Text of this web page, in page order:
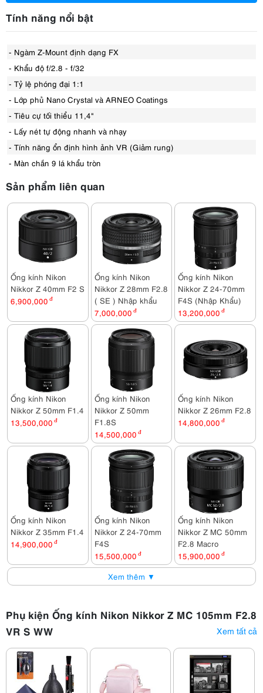
Tính năng nổi bật
- Ngàm Z-Mount định dạng FX
- Khẩu độ f/2.8 - f/32
- Tỷ lệ phóng đại 1:1
- Lớp phủ Nano Crystal và ARNEO Coatings
- Tiêu cự tối thiểu 11,4"
- Lấy nét tự động nhanh và nhạy
- Tính năng ổn định hình ảnh VR (Giảm rung)
- Màn chắn 9 lá khẩu tròn
Sản phẩm liên quan
Ống kính Nikon
Nikkor Z 40mm F2 S
6,900,000 đ
Ống kính Nikon
Nikkor Z 28mm F2.8
( SE ) Nhập khẩu
7,000,000 đ
Ống kính Nikon
Nikkor Z 24-70mm
F4S (Nhập Khẩu)
13,200,000 đ
Ống kính Nikon
Nikkor Z 50mm F1.4
13,500,000 đ
Ống kính Nikon
Nikkor Z 50mm
F1.8S
14,500,000 đ
Ống kính Nikon
Nikkor Z 26mm F2.8
14,800,000 đ
Ống kính Nikon
Nikkor Z 35mm F1.4
14,900,000 đ
Ống kính Nikon
Nikkor Z 24-70mm
F4S
15,500,000 đ
Ống kính Nikon
Nikkor Z MC 50mm
F2.8 Macro
15,900,000 đ
Xem thêm ▼
Phụ kiện Ống kính Nikon Nikkor Z MC 105mm F2.8
VR S WW
Xem tất cả